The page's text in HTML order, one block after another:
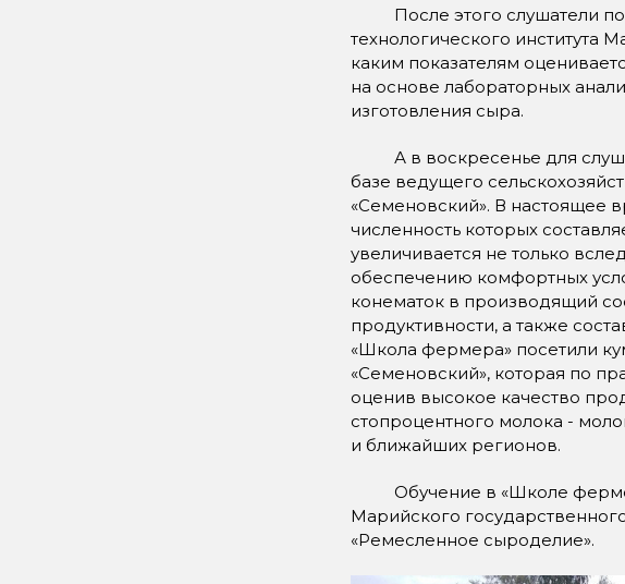
После этого слушатели
технологического института
каким показателям
на основе лабораторных
изготовления сыра.
А в воскресенье для
базе ведущего
«Семеновский». В настоящее
численность которых
увеличивается не только
обеспечению комфортных
конематок в производящий
продуктивности, а также
«Школа фермера» посетили
«Семеновский», которая по
оценив высокое качество
стопроцентного молока -
и ближайших регионов.
Обучение в «Школе
Марийского
«Ремесленное сыроделие».